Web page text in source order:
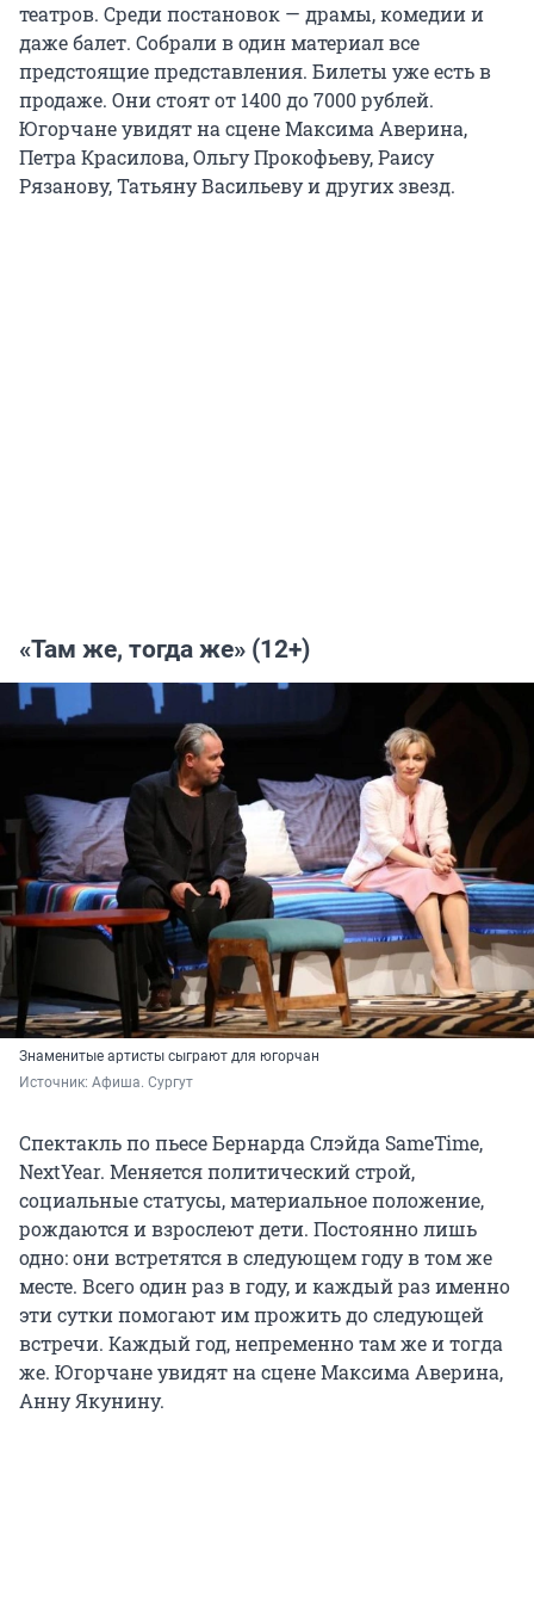
театров. Среди постановок — драмы, комедии и
даже балет. Собрали в один материал все
предстоящие представления. Билеты уже есть в
продаже. Они стоят от 1400 до 7000 рублей.
Югорчане увидят на сцене Максима Аверина,
Петра Красилова, Ольгу Прокофьеву, Раису
Рязанову, Татьяну Васильеву и других звезд.
«Там же, тогда же» (12+)
Знаменитые артисты сыграют для югорчан
Источник: Афиша. Сургут
Спектакль по пьесе Бернарда Слэйда SameTime,
NextYear. Меняется политический строй,
социальные статусы, материальное положение,
рождаются и взрослеют дети. Постоянно лишь
одно: они встретятся в следующем году в том же
месте. Всего один раз в году, и каждый раз именно
эти сутки помогают им прожить до следующей
встречи. Каждый год, непременно там же и тогда
же. Югорчане увидят на сцене Максима Аверина,
Анну Якунину.